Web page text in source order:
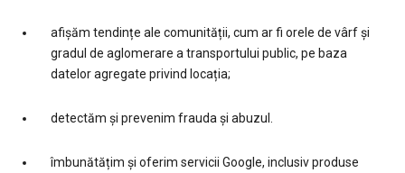
afișăm tendințe ale comunității, cum ar fi orele de vârf și
gradul de aglomerare a transportului public, pe baza
datelor agregate privind locația;
detectăm și prevenim frauda și abuzul.
îmbunătățim și oferim servicii Google, inclusiv produse